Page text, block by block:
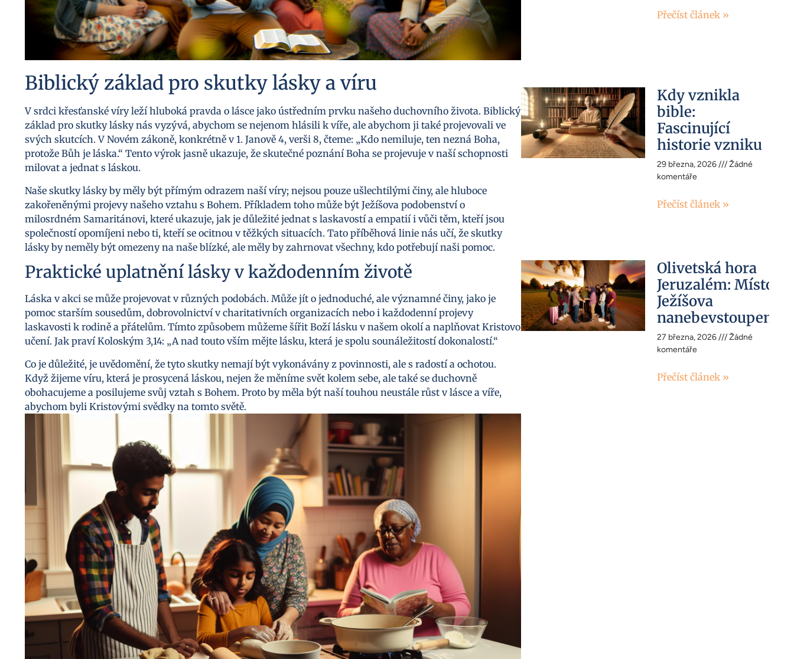
Biblický základ pro skutky lásky a víru
V srdci křesťanské víry leží hluboká pravda o lásce jako ústředním prvku našeho duchovního života. Biblický
základ pro skutky lásky nás vyzývá, abychom se nejenom hlásili k víře, ale abychom ji také projevovali ve
svých skutcích. V Novém zákoně, konkrétně v 1. Janově 4, verši 8, čteme: „Kdo nemiluje, ten nezná Boha,
protože Bůh je láska.“ Tento výrok jasně ukazuje, že skutečné poznání Boha se projevuje v naší schopnosti
milovat a jednat s láskou.
Naše skutky lásky by měly být přímým odrazem naší víry; nejsou pouze ušlechtilými činy, ale hluboce
zakořeněnými projevy našeho vztahu s Bohem. Příkladem toho může být Ježíšova podobenství o
milosrdném Samaritánovi, které ukazuje, jak je důležité jednat s laskavostí a empatií i vůči těm, kteří jsou
společností opomíjeni nebo ti, kteří se ocitnou v těžkých situacích. Tato příběhová linie nás učí, že skutky
lásky by neměly být omezeny na naše blízké, ale měly by zahrnovat všechny, kdo potřebují naši pomoc.
Praktické uplatnění lásky v každodenním životě
Láska v akci se může projevovat v různých podobách. Může jít o jednoduché, ale významné činy, jako je
pomoc starším sousedům, dobrovolnictví v charitativních organizacích nebo i každodenní projevy
laskavosti k rodině a přátelům. Tímto způsobem můžeme šířit Boží lásku v našem okolí a naplňovat Kristovo
učení. Jak praví Koloským 3,14: „A nad touto vším mějte lásku, která je spolu sounáležitostí dokonalostí.“
Co je důležité, je uvědomění, že tyto skutky nemají být vykonávány z povinnosti, ale s radostí a ochotou.
Když žijeme víru, která je prosycená láskou, nejen že měníme svět kolem sebe, ale také se duchovně
obohacujeme a posilujeme svůj vztah s Bohem. Proto by měla být naší touhou neustále růst v lásce a víře,
abychom byli Kristovými svědky na tomto světě.
Přečíst článek »
Kdy vznikla
bible:
Fascinující
historie vzniku
29 března, 2026
Žádné
komentáře
Přečíst článek »
Olivetská hora
Jeruzalém: Místo
Ježíšova
nanebevstoupení
27 března, 2026
Žádné
komentáře
Přečíst článek »